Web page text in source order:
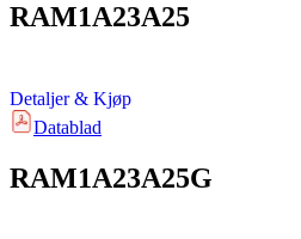
RAM1A23A25
Detaljer & Kjøp
Datablad
RAM1A23A25G